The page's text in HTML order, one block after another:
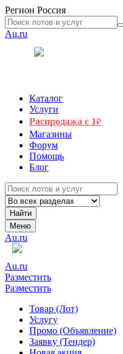
Регион Россия
Au.ru
Каталог
Услуги
Распродажа с 1₽
Магазины
Форум
Помощь
Блог
Найти
Меню
Au.ru
Au.ru
Разместить
Разместить
Товар (Лот)
Услугу
Промо (Объявление)
Заявку (Тендер)